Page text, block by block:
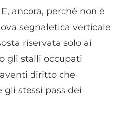
ancora, perché non è
segnaletica verticale
riservata solo ai
gli stalli occupati
diritto che
stessi pass dei